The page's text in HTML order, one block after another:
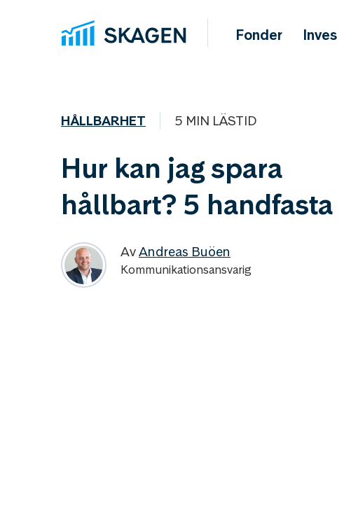
Fonder
HÅLLBARHET 5 MIN LÄSTID
Hur kan jag spara
hållbart? 5
AvAndreas Buöen
Kommunikationsansvarig